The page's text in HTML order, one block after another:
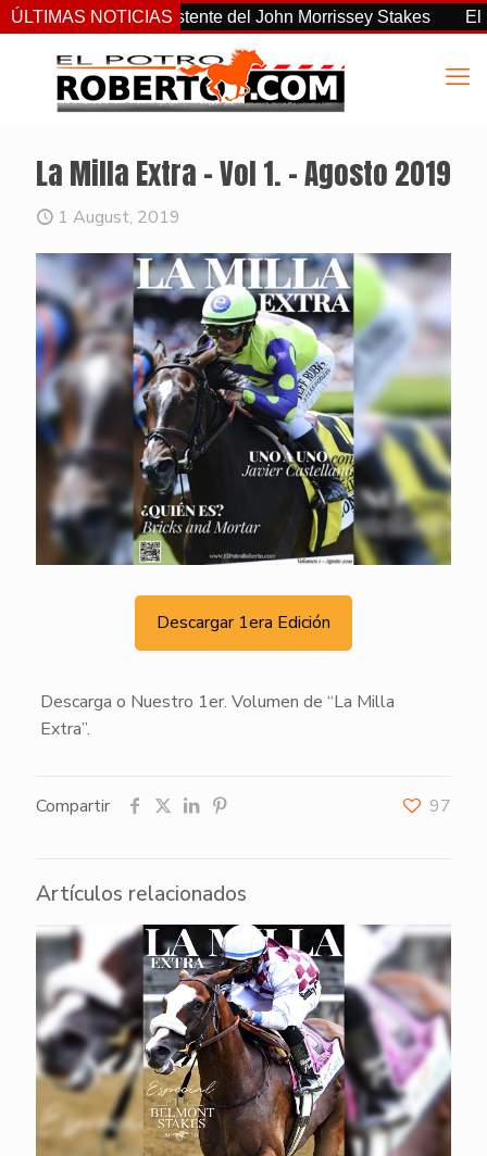
ÚLTIMAS NOTICIAS
el más consistente del John Morrissey Stakes El
La Milla Extra – Vol 1. – Agosto 2019
1 August, 2019
Descargar 1era Edición
Descarga o Nuestro 1er. Volumen de “La Milla
Extra”.
Compartir 97
Artículos relacionados